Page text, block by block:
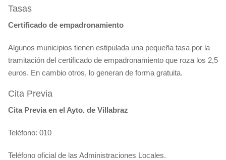
Tasas
Certificado de empadronamiento
Algunos municipios tienen estipulada una pequeña tasa por la
tramitación del certificado de empadronamiento que roza los 2,5
euros. En cambio otros, lo generan de forma gratuita.
Cita Previa
Cita Previa en el Ayto. de Villabraz
Teléfono: 010
Teléfono oficial de las Administraciones Locales.